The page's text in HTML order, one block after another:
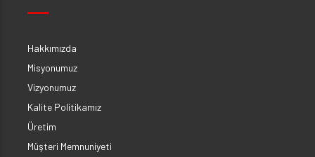
Hakkımızda
Misyonumuz
Vizyonumuz
Kalite Politikamız
Üretim
Müşteri Memnuniyeti